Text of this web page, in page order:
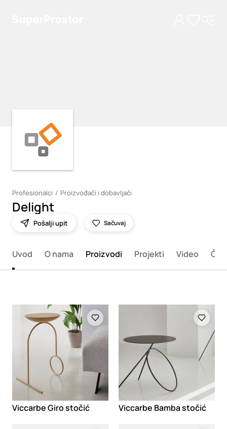
Profesionalci Proizvođači i dobavljači
Delight
Pošalji upit Sačuvaj
Uvod O nama Proizvodi Projekti Video
Loading
Viccarbe Giro stočić
Viccarbe Bamba stočić